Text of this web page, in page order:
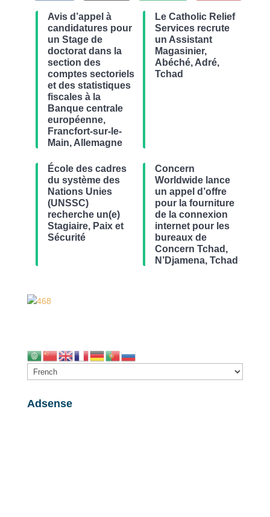
Avis d’appel à
candidatures pour
un Stage de
doctorat dans la
section des
comptes sectoriels
et des statistiques
fiscales à la
Banque centrale
européenne,
Francfort-sur-le-
Main, Allemagne
Le Catholic Relief
Services recrute
un Assistant
Magasinier,
Abéché, Adré,
Tchad
École des cadres
du système des
Nations Unies
(UNSSC)
recherche un(e)
Stagiaire, Paix et
Sécurité
Concern
Worldwide lance
un appel d’offre
pour la fourniture
de la connexion
internet pour les
bureaux de
Concern Tchad,
N’Djamena, Tchad
Adsense